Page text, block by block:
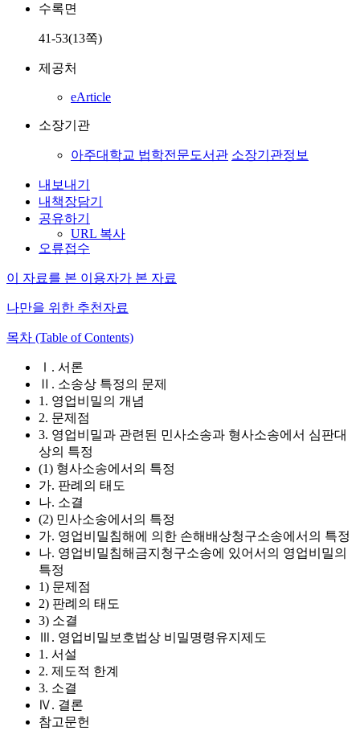
수록면
41-53(13쪽)
제공처
eArticle
소장기관
아주대학교 법학전문도서관 소장기관정보
내보내기
내책장담기
공유하기
URL 복사
오류접수
이 자료를 본 이용자가 본 자료
나만을 위한 추천자료
목차 (Table of Contents)
Ⅰ. 서론
Ⅱ. 소송상 특정의 문제
1. 영업비밀의 개념
2. 문제점
3. 영업비밀과 관련된 민사소송과 형사소송에서 심판대
상의 특정
(1) 형사소송에서의 특정
가. 판례의 태도
나. 소결
(2) 민사소송에서의 특정
가. 영업비밀침해에 의한 손해배상청구소송에서의 특정
나. 영업비밀침해금지청구소송에 있어서의 영업비밀의
특정
1) 문제점
2) 판례의 태도
3) 소결
Ⅲ. 영업비밀보호법상 비밀명령유지제도
1. 서설
2. 제도적 한계
3. 소결
Ⅳ. 결론
참고문헌